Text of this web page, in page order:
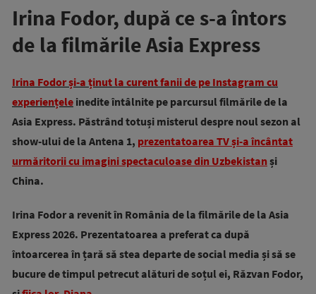
Irina Fodor, după ce s-a întors
de la filmările Asia Express
Irina Fodor și-a ținut la curent fanii de pe Instagram cu
experiențele inedite întâlnite pe parcursul filmările de la
Asia Express. Păstrând totuși misterul despre noul sezon al
show-ului de la Antena 1, prezentatoarea TV și-a încântat
urmăritorii cu imagini spectaculoase din Uzbekistanși
China.
Irina Fodor a revenit în România de la filmările de la Asia
Express 2026. Prezentatoarea a preferat ca după
întoarcerea în țară să stea departe de social media și să se
bucure de timpul petrecut alături de soțul ei, Răzvan Fodor,